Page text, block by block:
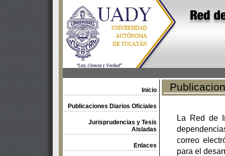
Inicio
Publicaciones Diarios Oficiales
Jurisprudencias y Tesis
Aisladas
Enlaces
La Red de
correo
para el